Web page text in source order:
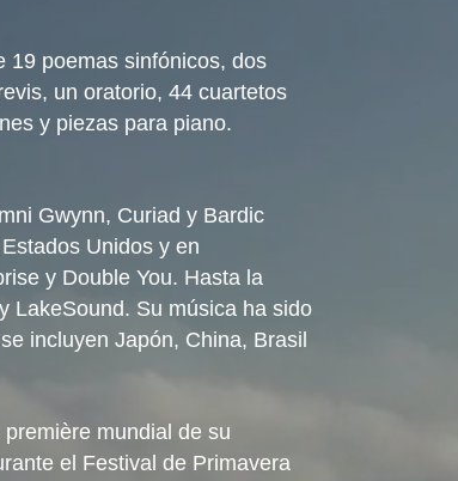
19 poemas sinfónicos, dos
un oratorio, 44 cuartetos
y piezas para piano.
Gwynn, Curiad y Bardic
Unidos y en
y Double You. Hasta la
LakeSound. Su música ha sido
incluyen Japón, China, Brasil
mundial de su
el Festival de Primavera